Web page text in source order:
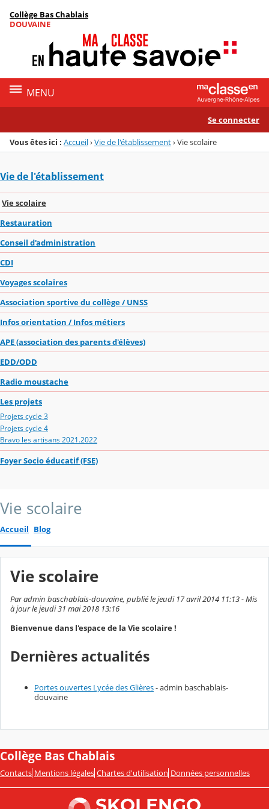
Menu de la rubrique
Contenu
Collège Bas Chablais
DOUVAINE
MENU
Se connecter
Vous êtes ici : Accueil›Vie de l'établissement›Vie scolaire
Vie de l'établissement
Vie scolaire
Restauration
Conseil d'administration
CDI
Voyages scolaires
Association sportive du collège / UNSS
Infos orientation / Infos métiers
APE (association des parents d'élèves)
EDD/ODD
Radio moustache
Les projets
Projets cycle 3
Projets cycle 4
Bravo les artisans 2021.2022
Foyer Socio éducatif (FSE)
Vie scolaire
Accueil Blog
Vie scolaire
Par admin baschablais-douvaine, publié le jeudi 17 avril 2014 11:13 - Mis
à jour le jeudi 31 mai 2018 13:16
Bienvenue dans l'espace de la Vie scolaire !
Dernières actualités
Portes ouvertes Lycée des Glières- admin baschablais-
douvaine
Collège Bas Chablais
Contacts Mentions légales Chartes d'utilisation Données personnelles